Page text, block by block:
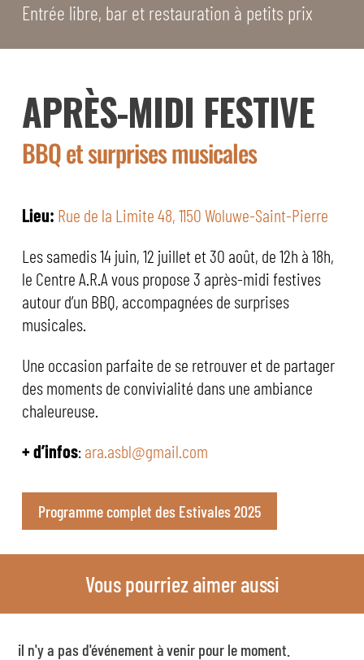
Entrée libre, bar et restauration à petits prix
APRÈS-MIDI FESTIVE
BBQ et surprises musicales
Lieu: Rue de la Limite 48, 1150 Woluwe-Saint-Pierre
Les samedis 14 juin, 12 juillet et 30 août, de 12h à 18h,
le Centre A.R.A vous propose 3 après-midi festives
autour d’un BBQ, accompagnées de surprises
musicales.
Une occasion parfaite de se retrouver et de partager
des moments de convivialité dans une ambiance
chaleureuse.
+ d’infos:ara.asbl@gmail.com
Programme complet des Estivales 2025
Vous pourriez aimer aussi
il n'y a pas d'événement à venir pour le moment.